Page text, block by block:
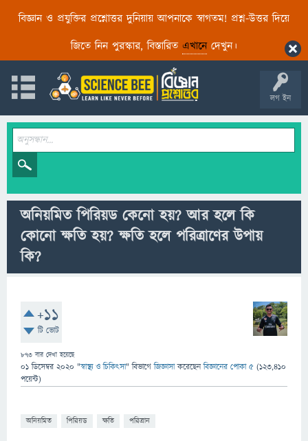
বিজ্ঞান ও প্রযুক্তির প্রশ্নোত্তর দুনিয়ায় আপনাকে স্বাগতম! প্রশ্ন-উত্তর দিয়ে
জিতে নিন পুরস্কার, বিস্তারিত এখানেদেখুন।
লগ ইন
অনিয়মিত পিরিয়ড কেনো হয়? আর হলে কি
কোনো ক্ষতি হয়? ক্ষতি হলে পরিত্রাণের উপায়
কি?
+11
টি ভোট
873 বার দেখা হয়েছে
01 ডিসেম্বর 2020 "স্বাস্থ্য ও চিকিৎসা" বিভাগে জিজ্ঞাসাকরেছেনবিজ্ঞানের পোকা ৫ (123,410
পয়েন্ট)
অনিয়মিত পিরিয়ড ক্ষতি পরিত্রান